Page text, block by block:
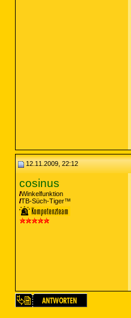
12.11.2009, 22:12
cosinus
Winkelfunktion
TB-Süch-Tiger™